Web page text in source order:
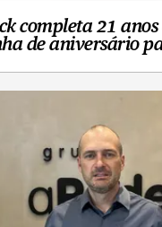
completa 21 anos
de aniversário